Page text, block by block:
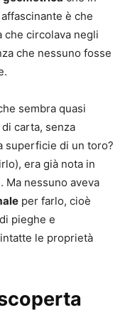
affascinante è che
circolava negli
che nessuno fosse
sembra quasi
carta, senza
superficie di un toro?
era già nota in
Ma nessuno aveva
per farlo, cioè
pieghe e
le proprietà